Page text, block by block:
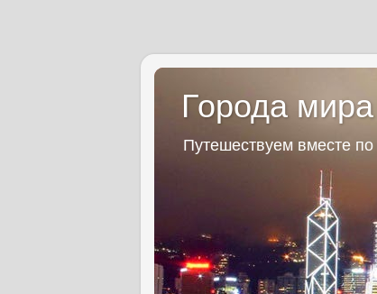
Города мира
Путешествуем вместе